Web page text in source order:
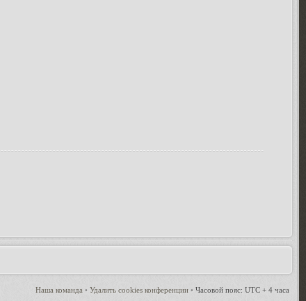
Наша команда • Удалить cookies конференции • Часовой пояс: UTC + 4 часа